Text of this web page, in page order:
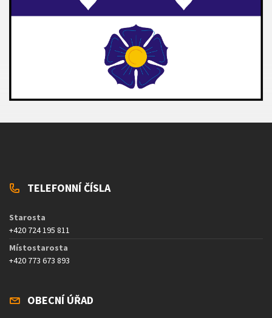
TELEFONNÍ ČÍSLA
Starosta
+420 724 195 811
Místostarosta
+420 773 673 893
OBECNÍ ÚŘAD